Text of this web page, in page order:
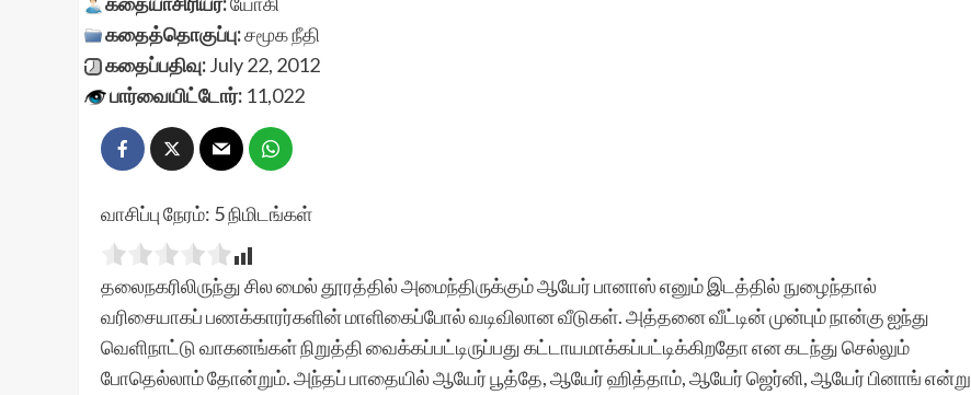
கதைத்தொகுப்பு:சமூக நீதி
கதைப்பதிவு:July 22, 2012
பார்வையிட்டோர்: 11,022
வாசிப்பு நேரம்: 5நிமிடங்கள்
தலைநகரிலிருந்து சில மைல் தூரத்தில் அமைந்திருக்கும் ஆயேர் பானாஸ் எனும் இடத்தில் நுழைந்தால்
வரிசையாகப் பணக்காரர்களின் மாளிகைப்போல் வடிவிலான வீடுகள். அத்தனை வீட்டின் முன்பும் நான்கு ஐந்து
வெளிநாட்டு வாகனங்கள் நிறுத்தி வைக்கப்பட்டிருப்பது கட்டாயமாக்கப்பட்டிக்கிறதோ என கடந்து செல்லும்
போதெல்லாம் தோன்றும். அந்தப் பாதையில் ஆயேர் பூத்தே, ஆயேர் ஹித்தாம், ஆயேர் ஜெர்னி, ஆயேர் பினாங் என்று